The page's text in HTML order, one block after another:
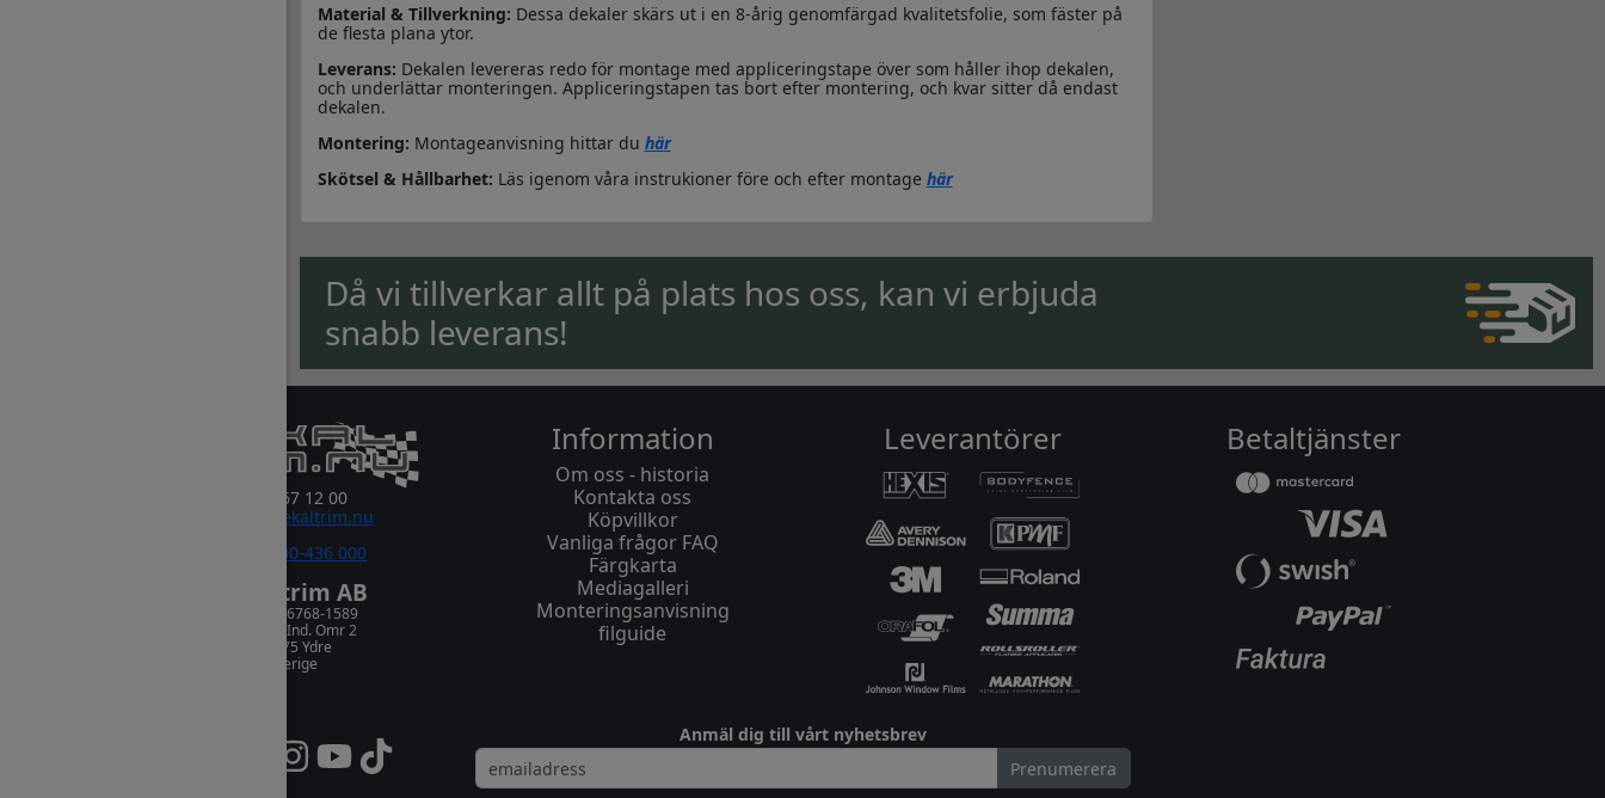
Material & Tillverkning: Dessa dekaler skärs ut i en 8-årig genomfärgad kvalitetsfolie, som fäster på
de flesta plana ytor.
Leverans: Dekalen levereras redo för montage med appliceringstape över som håller ihop dekalen,
och underlättar monteringen. Appliceringstapen tas bort efter montering, och kvar sitter då endast
dekalen.
Montering: Montageanvisning hittar du här
Skötsel & Hållbarhet: Läs igenom våra instrukioner före och efter montage här
Då vi tillverkar allt på plats hos oss, kan vi erbjuda
snabb leverans!
0381-67 12 00
order@dekaltrim.nu
0700-436 000
Dekaltrim AB
Orgnr. 556768-1589
Rydsnäs Ind. Omr 2
573 75 Ydre
Sverige
Information
Om oss - historia
Kontakta oss
Köpvillkor
Vanliga frågor FAQ
Färgkarta
Mediagalleri
Monteringsanvisning
filguide
Leverantörer Betaltjänster
Anmäl dig till vårt nyhetsbrev
Prenumerera